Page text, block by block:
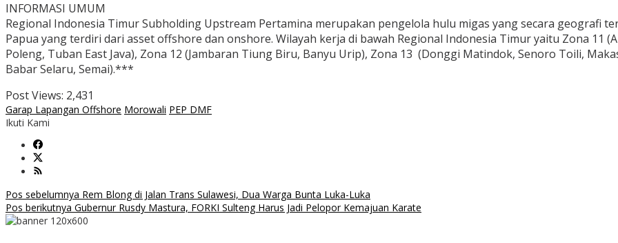
INFORMASI UMUM
Regional Indonesia Timur Subholding Upstream Pertamina merupakan pengelola hulu migas yang secara geografi
Papua yang terdiri dari asset offshore dan onshore. Wilayah kerja di bawah Regional Indonesia Timur yaitu Zona 11
Poleng, Tuban East Java), Zona 12 (Jambaran Tiung Biru, Banyu Urip), Zona 13 (Donggi Matindok, Senoro Toili,
Babar Selaru, Semai).***
Post Views: 2,431
Garap Lapangan Offshore Morowali PEP DMF
Ikuti Kami
Navigasi
pos
Pos sebelumnya Rem Blong di Jalan Trans Sulawesi, Dua Warga Bunta Luka-Luka
Pos berikutnya Gubernur Rusdy Mastura, FORKI Sulteng Harus Jadi Pelopor Kemajuan Karate